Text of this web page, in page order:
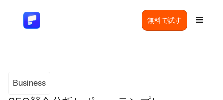
無料で試す
Business